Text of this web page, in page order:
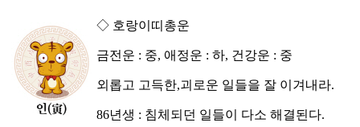
◇ 호랑이띠총운
금전운 : 중, 애정운 : 하, 건강운 : 중
외롭고 고득한,괴로운 일들을 잘 이겨내라.
86년생 : 침체되던 일들이 다소 해결된다.